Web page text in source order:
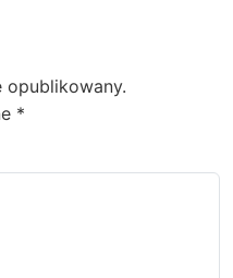
opublikowany.
*